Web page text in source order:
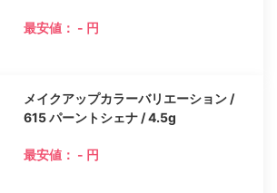
最安値： - 円
メイクアップカラーバリエーション /
615 パーントシェナ / 4.5g
最安値： - 円